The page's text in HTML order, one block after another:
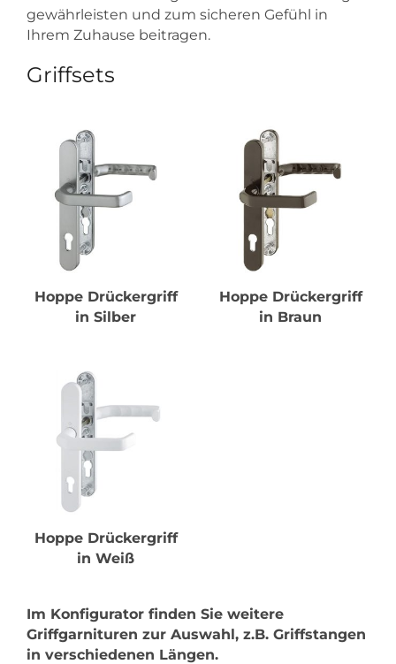
gewährleisten und zum sicheren Gefühl in
Ihrem Zuhause beitragen.
Griffsets
Hoppe Drückergriff
in Silber
Hoppe Drückergriff
in Braun
Hoppe Drückergriff
in Weiß
Im Konfigurator finden Sie weitere
Griffgarnituren zur Auswahl, z.B. Griffstangen
in verschiedenen Längen.